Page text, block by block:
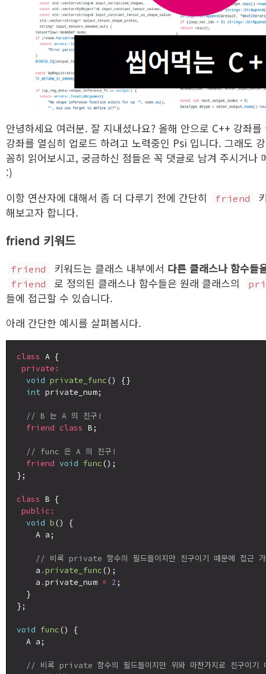
안녕하세요 여러분. 잘 지내셨나요? 올해 안으로 C++ 강좌
강좌를 열심히 업로드 하려고 노력중인 Psi 입니다. 그래도
꼼히 읽어보시고, 궁금하신 점들은 꼭 댓글로 남겨 주시거나
:)
이항 연산자에 대해서 좀 더 다루기 전에 간단히
friend
해보고자 합니다.
friend 키워드
friend 키워드는 클래스 내부에서 다른 클래스나 함수
friend 로 정의된 클래스나 함수들은 원래 클래스의
들에 접근할 수 있습니다.
아래 간단한 예시를 살펴봅시다.
class A {
private:
void private_func () {}
int private_num;
// B 는 A 의 친구!
friend class B;
// func 은 A 의 친구!
friend void func ();
};
class B {
public:
void b () {
    A a;
// 비록 private 함수의 필드들이지만 친구이기 때문에 접근
    a
.private_func ();
    a
.private_num = 2 ;
  }
};
void func () {
  A a;
// 비록 private 함수의 필드들이지만 위와 마찬가지로 친구이기